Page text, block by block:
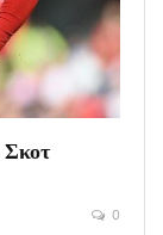
0